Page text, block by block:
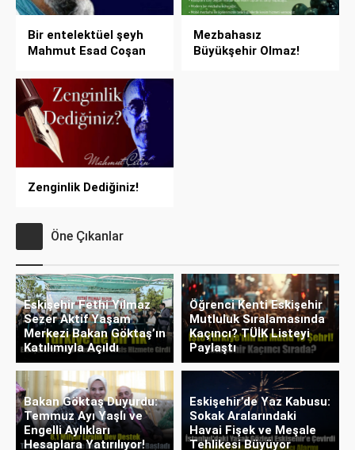
Bir entelektüel şeyh
Mahmut Esad Coşan
Mezbahasız
Büyükşehir Olmaz!
Zenginlik Dediğiniz!
Öne Çıkanlar
Eskişehir Fethi Yılmaz
Sezer Aktif Yaşam
Merkezi Bakan Göktaş’ın
Katılımıyla Açıldı
Öğrenci Kenti Eskişehir
Mutluluk Sıralamasında
Kaçıncı? TÜİK Listeyi
Paylaştı
Bakan Göktaş Duyurdu:
Temmuz Ayı Yaşlı ve
Engelli Aylıkları
Hesaplara Yatırılıyor!
Eskişehir’de Yaz Kabusu:
Sokak Aralarındaki
Havai Fişek ve Meşale
Tehlikesi Büyüyor